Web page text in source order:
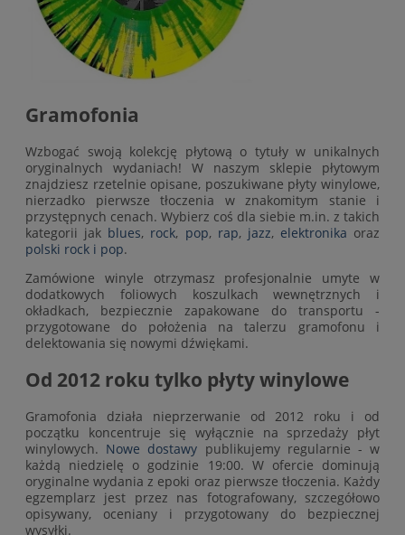
Gramofonia
Wzbogać swoją kolekcję płytową o tytuły w unikalnych
oryginalnych wydaniach! W naszym sklepie płytowym
znajdziesz rzetelnie opisane, poszukiwane płyty winylowe,
nierzadko pierwsze tłoczenia w znakomitym stanie i
przystępnych cenach. Wybierz coś dla siebie m.in. z takich
kategorii jak blues, rock, pop, rap, jazz, elektronika oraz
polski rock i pop.
Zamówione winyle otrzymasz profesjonalnie umyte w
dodatkowych foliowych koszulkach wewnętrznych i
okładkach, bezpiecznie zapakowane do transportu -
przygotowane do położenia na talerzu gramofonu i
delektowania się nowymi dźwiękami.
Od 2012 roku tylko płyty winylowe
Gramofonia działa nieprzerwanie od 2012 roku i od
początku koncentruje się wyłącznie na sprzedaży płyt
winylowych. Nowe dostawy publikujemy regularnie - w
każdą niedzielę o godzinie 19:00. W ofercie dominują
oryginalne wydania z epoki oraz pierwsze tłoczenia. Każdy
egzemplarz jest przez nas fotografowany, szczegółowo
opisywany, oceniany i przygotowany do bezpiecznej
wysyłki.